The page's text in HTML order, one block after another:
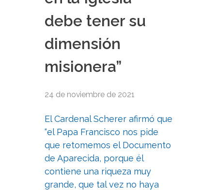
debe tener su
dimensión
misionera”
24 de noviembre de 2021
El Cardenal Scherer afirmó que
“el Papa Francisco nos pide
que retomemos el Documento
de Aparecida, porque él
contiene una riqueza muy
grande, que tal vez no haya